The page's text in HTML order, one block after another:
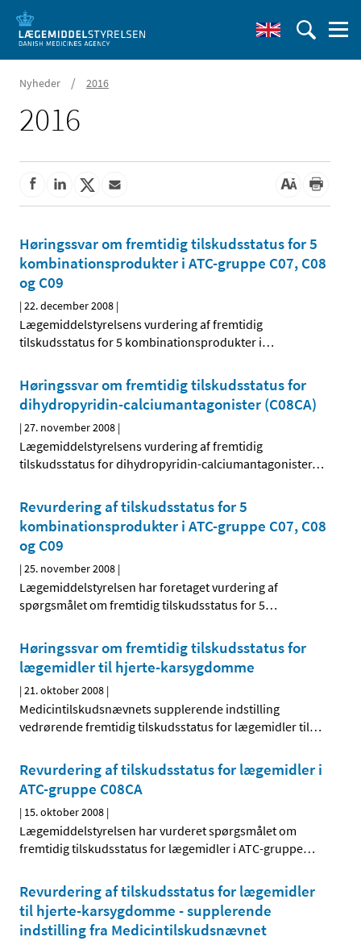
Nyheder / 2016
2016
Høringssvar om fremtidig tilskudsstatus for 5
kombinationsprodukter i ATC-gruppe C07, C08
og C09
|22. december 2008 |
Lægemiddelstyrelsens vurdering af fremtidig
tilskudsstatus for 5 kombinationsprodukter i…
Høringssvar om fremtidig tilskudsstatus for
dihydropyridin-calciumantagonister (C08CA)
|27. november 2008 |
Lægemiddelstyrelsens vurdering af fremtidig
tilskudsstatus for dihydropyridin-calciumantagonister…
Revurdering af tilskudsstatus for 5
kombinationsprodukter i ATC-gruppe C07, C08
og C09
|25. november 2008 |
Lægemiddelstyrelsen har foretaget vurdering af
spørgsmålet om fremtidig tilskudsstatus for 5…
Høringssvar om fremtidig tilskudsstatus for
lægemidler til hjerte-karsygdomme
|21. oktober 2008 |
Medicintilskudsnævnets supplerende indstilling
vedrørende fremtidig tilskudsstatus for lægemidler til…
Revurdering af tilskudsstatus for lægemidler i
ATC-gruppe C08CA
| 15. oktober 2008 |
Lægemiddelstyrelsen har vurderet spørgsmålet om
fremtidig tilskudsstatus for lægemidler i ATC-gruppe…
Revurdering af tilskudsstatus for lægemidler
til hjerte-karsygdomme - supplerende
indstilling fra Medicintilskudsnævnet